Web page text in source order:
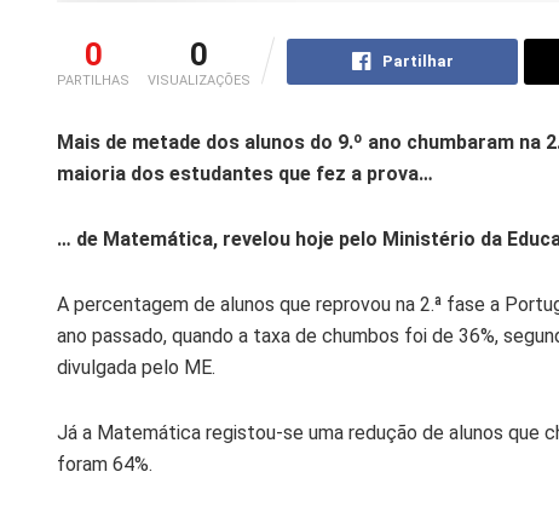
0
PARTILHAS
0
VISUALIZAÇÕES
Partilhar
Mais de metade dos alunos do 9.º ano chumbaram
maioria dos estudantes que fez a prova…
… de Matemática, revelou hoje pelo Ministério da
A percentagem de alunos que reprovou na 2.ª fase a
ano passado, quando a taxa de chumbos foi de 36%,
divulgada pelo ME.
Já a Matemática registou-se uma redução de alunos que
foram 64%.